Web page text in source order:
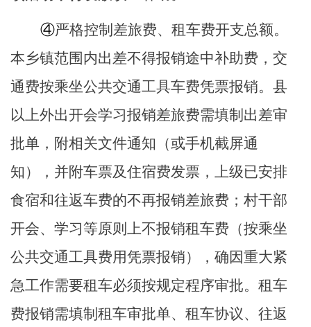
④严格控制差旅费、租车费开支总额。
本乡镇范围内出差不得报销途中补助费，交
通费按乘坐公共交通工具车费凭票报销。县
以上外出开会学习报销差旅费需填制出差审
批单，附相关文件通知（或手机截屏通
知），并附车票及住宿费发票，上级已安排
食宿和往返车费的不再报销差旅费；村干部
开会、学习等原则上不报销租车费（按乘坐
公共交通工具费用凭票报销），确因重大紧
急工作需要租车必须按规定程序审批。租车
费报销需填制租车审批单、租车协议、往返